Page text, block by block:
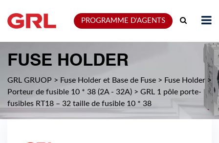
PROGRAMME D'AGENTS
FUSE HOLDER
GRL GRUOP > Fuse Holder et Base de Fuse > Fuse Holder >
Porteur de fusible 10 * 38 (2A - 32A) > GRL 1 pôle porte-
fusibles RT18 – 32 taille de fusible 10 * 38